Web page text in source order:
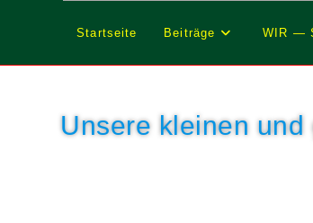
Startseite Beiträge WIR —
Unsere kleinen